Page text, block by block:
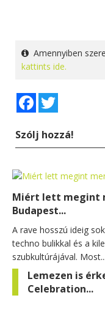
Amennyiben
kattints ide.
Facebook
Szólj hozzá!
Miért lett megint
Budapest...
A rave hosszú ideig
techno bulikkal és a
szubkultúrájával. Most...
Lemezen is
Celebration...